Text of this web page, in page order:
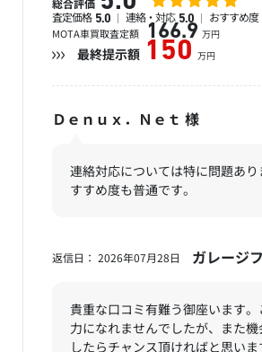
総合評価
査定価格 5.0 連絡・対応 5.0 おすすめ度
MOTA車買取査定額 166.9 万円
最終提示額 150 万円
Ｄｅｎｕｘ．Ｎｅｔ 様
連絡対応については特に問題あり
すすめ度も普通です。
貴重な口コミ有難う御座います。
力になれませんでしたが、また機
したらチャンス頂ければと思いま
ガレージ
返信日： 2026年07月28日